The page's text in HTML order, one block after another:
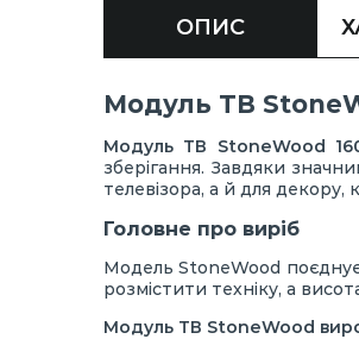
ОПИС
Модуль ТВ
Модуль ТВ StoneWood
зберігання. Завдяки
телевізора, а й для декору,
Головне про виріб
Модель StoneWood поєднує
розмістити техніку, а
Модуль ТВ StoneWood